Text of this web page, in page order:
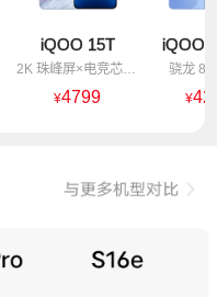
iQOO 15T
2K 珠峰屏×电竞芯片Q3
¥4799
iQOO
骁龙 8
¥